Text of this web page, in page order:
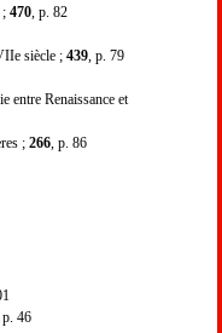
; 470 , p. 82
siècle ; 439 , p. 79
entre Renaissance et
; 266 , p. 86
, p. 46